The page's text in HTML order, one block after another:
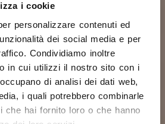
i cookie
personalizzare contenuti ed
dei social media e per
Condividiamo inoltre
in cui utilizzi il nostro sito con i
di analisi dei dati web,
i quali potrebbero combinarle
che hai fornito loro o che hanno